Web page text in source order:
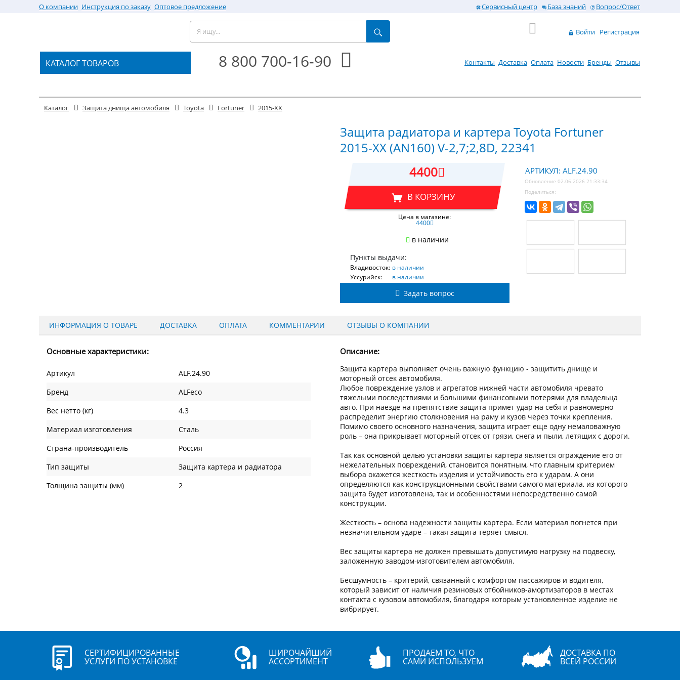
О компании Инструкция по заказу Оптовое предложение Сервисный центр База знаний Вопрос/Ответ
Войти Регистрация
КАТАЛОГ ТОВАРОВ 8 800 700-16-90 Контакты Доставка Оплата Новости Бренды Отзывы
Каталог Защита днища автомобиля Toyota Fortuner 2015-XX
Защита радиатора и картера Toyota Fortuner
2015-XX (AN160) V-2,7;2,8D, 22341
4400
В КОРЗИНУ
Цена в магазине:
4400
в наличии
Пункты выдачи:
Владивосток: в наличии
Уссурийск:
в наличии
Задать вопрос
АРТИКУЛ: ALF.24.90
Обновление 02.06.2026 21:33:34
Поделиться:
ИНФОРМАЦИЯ О ТОВАРЕ ДОСТАВКА ОПЛАТА КОММЕНТАРИИ ОТЗЫВЫ О КОМПАНИИ
Основные характеристики:
Артикул
ALF.24.90
Бренд
ALFeco
Вес нетто (кг)
4.3
Материал изготовления
Сталь
Страна-производитель
Россия
Тип защиты
Защита картера и радиатора
Толщина защиты (мм)
2
Описание:
Защита картера выполняет очень важную функцию - защитить днище и
моторный отсек автомобиля.
Любое повреждение узлов и агрегатов нижней части автомобиля чревато
тяжелыми последствиями и большими финансовыми потерями для владельца
авто. При наезде на препятствие защита примет удар на себя и равномерно
распределит энергию столкновения на раму и кузов через точки крепления.
Помимо своего основного назначения, защита играет еще одну немаловажную
роль – она прикрывает моторный отсек от грязи, снега и пыли, летящих с дороги.
Так как основной целью установки защиты картера является ограждение его от
нежелательных повреждений, становится понятным, что главным критерием
выбора окажется жесткость изделия и устойчивость его к ударам. А они
определяются как конструкционными свойствами самого материала, из которого
защита будет изготовлена, так и особенностями непосредственно самой
конструкции.
Жесткость – основа надежности защиты картера. Если материал погнется при
незначительном ударе – такая защита теряет смысл.
Вес защиты картера не должен превышать допустимую нагрузку на подвеску,
заложенную заводом-изготовителем автомобиля.
Бесшумность – критерий, связанный с комфортом пассажиров и водителя,
который зависит от наличия резиновых отбойников-амортизаторов в местах
контакта с кузовом автомобиля, благодаря которым установленное изделие не
вибрирует.
СЕРТИФИЦИРОВАННЫЕ
УСЛУГИ ПО УСТАНОВКЕ
ШИРОЧАЙШИЙ
АССОРТИМЕНТ
ПРОДАЕМ ТО, ЧТО
САМИ ИСПОЛЬЗУЕМ
ДОСТАВКА ПО
ВСЕЙ РОССИИ